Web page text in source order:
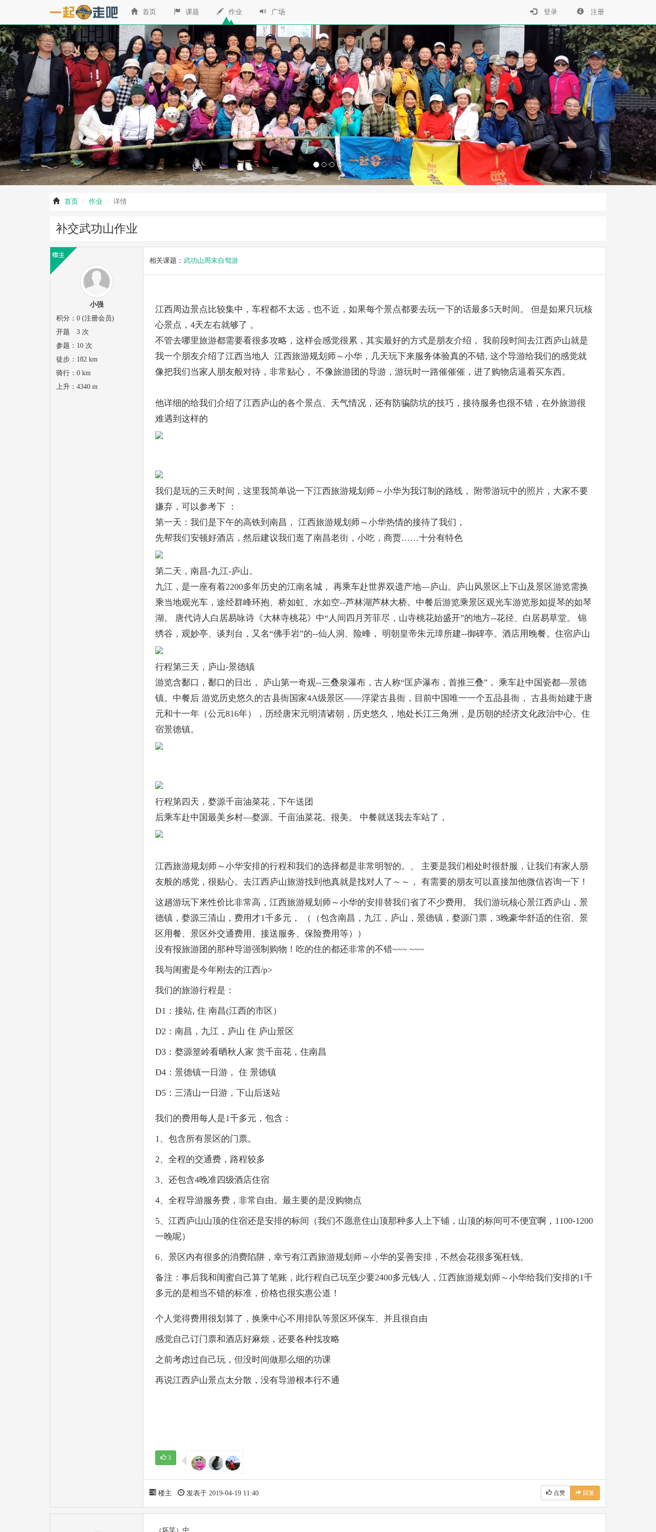
首页 课题 作业 广场 登录 注册
首页 作业 详情
补交武功山作业
小强
积分： 0 (注册会员)
开题
3 次
参题： 10 次
徒步： 182 km
骑行： 0 km
上升： 4340 m
相关课题： 武功山周末自驾游
江西周边景点比较集中，车程都不太远，也不近，如果每个景点都要去玩一下的话最多5天时间。 但是如果只玩核
心景点，4天左右就够了 。
不管去哪里旅游都需要看很多攻略，这样会感觉很累，其实最好的方式是朋友介绍， 我前段时间去江西庐山就是
我一个朋友介绍了江西当地人 江西旅游规划师～小华，几天玩下来服务体验真的不错, 这个导游给我们的感觉就
像把我们当家人朋友般对待，非常贴心， 不像旅游团的导游，游玩时一路催催催，进了购物店逼着买东西。
他详细的给我们介绍了江西庐山的各个景点、天气情况，还有防骗防坑的技巧，接待服务也很不错，在外旅游很
难遇到这样的
我们是玩的三天时间，这里我简单说一下江西旅游规划师～小华为我订制的路线， 附带游玩中的照片，大家不要
嫌弃，可以参考下 ：
第一天：我们是下午的高铁到南昌， 江西旅游规划师～小华热情的接待了我们，
先帮我们安顿好酒店，然后建议我们逛了南昌老街，小吃，商贾……十分有特色
第二天，南昌-九江-庐山。
九江，是一座有着2200多年历史的江南名城， 再乘车赴世界双遗产地—庐山。庐山风景区上下山及景区游览需换
乘当地观光车，途经群峰环抱、桥如虹、水如空--芦林湖芦林大桥。中餐后游览乘景区观光车游览形如提琴的如琴
湖。 唐代诗人白居易咏诗《大林寺桃花》中“人间四月芳菲尽，山寺桃花始盛开”的地方--花径、白居易草堂。 锦
绣谷，观妙亭、谈判台，又名“佛手岩”的--仙人洞、险峰， 明朝皇帝朱元璋所建--御碑亭。酒店用晚餐。住宿庐山
行程第三天，庐山-景德镇
游览含鄱口，鄱口的日出， 庐山第一奇观--三叠泉瀑布，古人称“匡庐瀑布，首推三叠”， 乘车赴中国瓷都—景德
镇。中餐后 游览历史悠久的古县衙国家4A级景区——浮梁古县衙，目前中国唯一一个五品县衙， 古县衙始建于唐
元和十一年（公元816年），历经唐宋元明清诸朝，历史悠久，地处长江三角洲，是历朝的经济文化政治中心。住
宿景德镇。
行程第四天，婺源千亩油菜花，下午送团
后乘车赴中国最美乡村—婺源。千亩油菜花。很美。 中餐就送我去车站了，
江西旅游规划师～小华安排的行程和我们的选择都是非常明智的。、 主要是我们相处时很舒服，让我们有家人朋
友般的感觉，很贴心。去江西庐山旅游找到他真就是找对人了～～， 有需要的朋友可以直接加他微信咨询一下！
这趟游玩下来性价比非常高，江西旅游规划师～小华的安排替我们省了不少费用。 我们游玩核心景江西庐山，景
德镇，婺源三清山，费用才1千多元， （（包含南昌，九江，庐山，景德镇，婺源门票，3晚豪华舒适的住宿、景
区用餐、景区外交通费用、接送服务、保险费用等））
没有报旅游团的那种导游强制购物！吃的住的都还非常的不错~~~ ~~~
我与闺蜜是今年刚去的江西/p>
我们的旅游行程是：
D1：接站, 住 南昌(江西的市区）
D2：南昌，九江，庐山 住 庐山景区
D3：婺源篁岭看晒秋人家 赏千亩花，住南昌
D4：景德镇一日游， 住 景德镇
D5：三清山一日游，下山后送站
我们的费用每人是1千多元，包含：
1、包含所有景区的门票。
2、全程的交通费，路程较多
3、还包含4晚准四级酒店住宿
4、全程导游服务费，非常自由。最主要的是没购物点
5、江西庐山山顶的住宿还是安排的标间（我们不愿意住山顶那种多人上下铺，山顶的标间可不便宜啊，1100-1200
一晚呢）
6、景区内有很多的消费陷阱，幸亏有江西旅游规划师～小华的妥善安排，不然会花很多冤枉钱。
备注：事后我和闺蜜自己算了笔账，此行程自己玩至少要2400多元钱/人，江西旅游规划师～小华给我们安排的1千
多元的是相当不错的标准，价格也很实惠公道！
个人觉得费用很划算了，换乘中心不用排队等景区环保车、并且很自由
感觉自己订门票和酒店好麻烦，还要各种找攻略
之前考虑过自己玩，但没时间做那么细的功课
再说江西庐山景点太分散，没有导游根本行不通
3
楼主 发表于 2019-04-19 11:40 点赞 回复
（坏笑）中…